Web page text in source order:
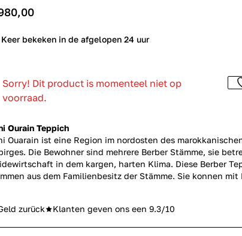
Keer bekeken in de afgelopen 24 uur
Sorry! Dit product is momenteel niet op
voorraad.
Ourain Teppich
Ouarain ist eine Region im nordosten des
Die Bewohner sind mehrere Berber Stämme, sie
in dem kargen, harten Klima. Diese Berber
aus dem Familienbesitz der Stämme. Sie konnen mit
zurück Klanten geven ons een 9.3/10